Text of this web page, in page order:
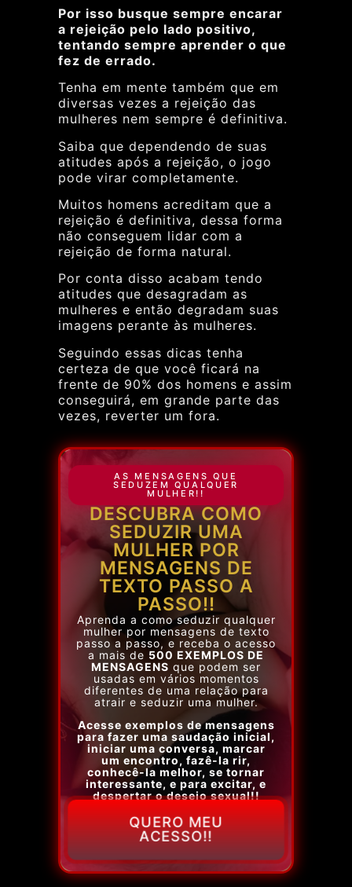
Por isso busque sempre encarar
a rejeição pelo lado positivo,
tentando sempre aprender o que
fez de errado.
Tenha em mente também que em
diversas vezes a rejeição das
mulheres nem sempre é definitiva.
Saiba que dependendo de suas
atitudes após a rejeição, o jogo
pode virar completamente.
Muitos homens acreditam que a
rejeição é definitiva, dessa forma
não conseguem lidar com a
rejeição de forma natural.
Por conta disso acabam tendo
atitudes que desagradam as
mulheres e então degradam suas
imagens perante às mulheres.
Seguindo essas dicas tenha
certeza de que você ficará na
frente de 90% dos homens e assim
conseguirá, em grande parte das
vezes, reverter um fora.
AS MENSAGENS QUE
SEDUZEM QUALQUER
MULHER!!
DESCUBRA COMO
SEDUZIR UMA
MULHER POR
MENSAGENS DE
TEXTO PASSO A
PASSO!!
Aprenda a como seduzir qualquer
mulher por mensagens de texto
passo a passo, e receba o acesso
a mais de 500 EXEMPLOS DE
MENSAGENS que podem ser
usadas em vários momentos
diferentes de uma relação para
atrair e seduzir uma mulher.
Acesse exemplos de mensagens
para fazer uma saudação inicial,
iniciar uma conversa, marcar
um encontro, fazê-la rir,
conhecê-la melhor, se tornar
interessante, e para excitar, e
despertar o desejo sexual!!
QUERO MEU
ACESSO!!